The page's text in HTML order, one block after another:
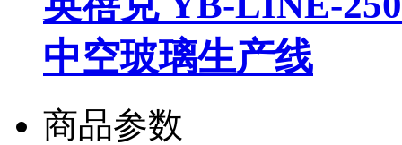
中空玻璃生产线
商品参数